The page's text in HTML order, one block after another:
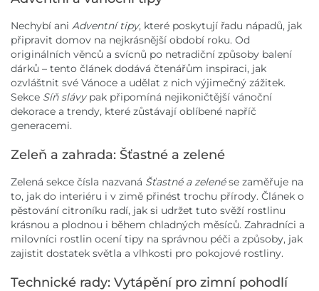
Nechybí ani Adventní tipy, které poskytují řadu nápadů, jak
připravit domov na nejkrásnější období roku. Od
originálních věnců a svícnů po netradiční způsoby balení
dárků – tento článek dodává čtenářům inspiraci, jak
ozvláštnit své Vánoce a udělat z nich výjimečný zážitek.
Sekce Síň slávypak připomíná nejikoničtější vánoční
dekorace a trendy, které zůstávají oblíbené napříč
generacemi.
Zeleň a zahrada: Šťastné a zelené
Zelená sekce čísla nazvaná Šťastné a zelenése zaměřuje na
to, jak do interiéru i v zimě přinést trochu přírody. Článek o
pěstování citroníku radí, jak si udržet tuto svěží rostlinu
krásnou a plodnou i během chladných měsíců. Zahradníci a
milovníci rostlin ocení tipy na správnou péči a způsoby, jak
zajistit dostatek světla a vlhkosti pro pokojové rostliny.
Technické rady: Vytápění pro zimní pohodlí